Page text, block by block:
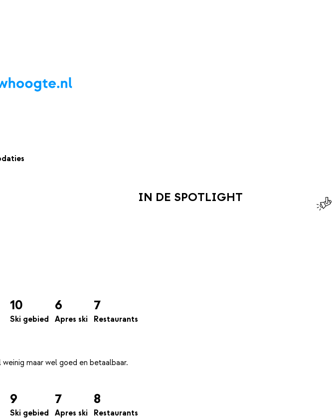
Live updatesApp
10
Ski gebied
6
Apres ski
7
Restaurants
maar wel goed en betaalbaar.
9
Ski gebied
7
Apres ski
8
Restaurants
IN DE SPOTLIGHT